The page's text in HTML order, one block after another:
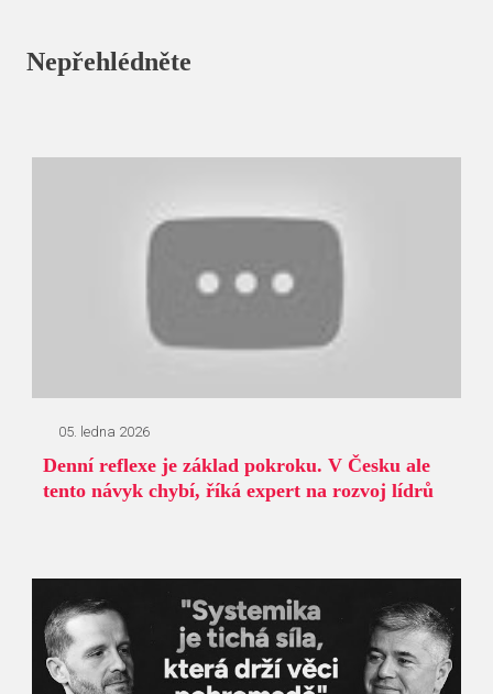
Nepřehlédněte
05. ledna 2026
Denní reflexe je základ pokroku. V Česku ale
tento návyk chybí, říká expert na rozvoj lídrů